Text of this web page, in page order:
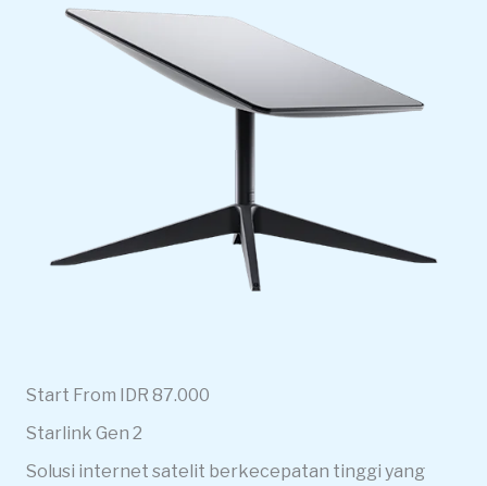
Start From IDR 87.000
Starlink Gen 2
Solusi internet satelit berkecepatan tinggi yang